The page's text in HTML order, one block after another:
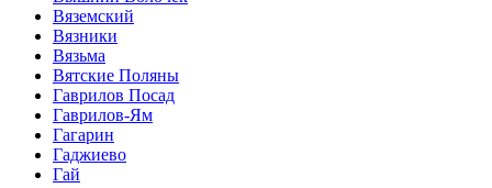
Вяземский
Вязники
Вязьма
Вятские Поляны
Гаврилов Посад
Гаврилов-Ям
Гагарин
Гаджиево
Гай